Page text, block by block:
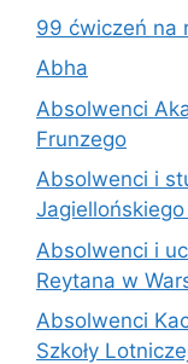
99 ćwiczeń na
Abha
Absolwenci
Frunzego
Absolwenci i
Absolwenci i
Reytana w
Absolwenci
Szkoły